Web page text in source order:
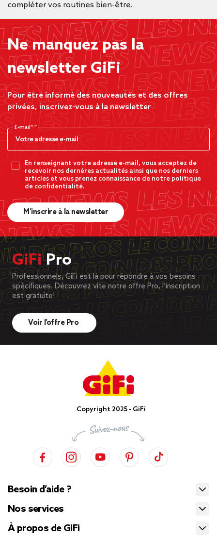
compléter vos routines bien-être.
Ne manquez pas la
newsletter GiFi
Pour être informé des nouveautés et des offres
privées, inscrivez-vous à la newsletter
E-mail*
En renseignant votre adresse e-mail, vous acceptez de
recevoir nos dernères actualités ainsi que nos derniers
articles et vous prenez connaissance de notre politique
de confidentialité.
M’inscrire à la newsletter
GiFiPro
Professionnels, GiFi est là pour répondre à vos besoins
spécifiques. Découvrez vite notre offre Pro, l’inscription
est gratuite!
Voir l’offre Pro
Copyright 2025 - GiFi
Besoin d’aide ?
Nos services
À propos de GiFi